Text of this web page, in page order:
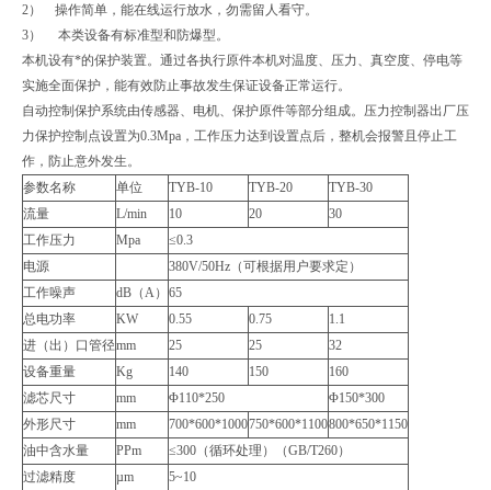
2） 操作简单，能在线运行放水，勿需留人看守。
3） 本类设备有标准型和防爆型。
本机设有*的保护装置。通过各执行原件本机对温度、压力、真空度、停电等
实施全面保护，能有效防止事故发生保证设备正常运行。
自动控制保护系统由传感器、电机、保护原件等部分组成。压力控制器出厂压
力保护控制点设置为0.3Mpa，工作压力达到设置点后，整机会报警且停止工
作，防止意外发生。
参数名称
单位 TYB-10 TYB-20
TYB-30
流量
L/min 10 20
30
工作压力
Mpa
≤0.3
电源
380V/50Hz（可根据用户要求定）
工作噪声
dB（A） 65
总电功率
KW 0.55 0.75
1.1
进（出）口管径mm 25 25
32
设备重量
Kg 140 150
160
滤芯尺寸
mm Φ110*250
Φ150*300
外形尺寸
mm 700*600*1000750*600*1100800*650*1150
油中含水量
PPm
≤300（循环处理）（GB/T260）
过滤精度
µm 5~10